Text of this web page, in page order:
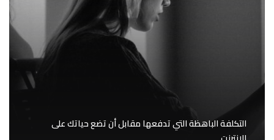
التكلفة الباهظة التي تدفعها مقابل أن تضع حياتك على